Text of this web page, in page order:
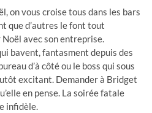
on vous croise tous dans les bars
que d’autres le font tout
avec son entreprise.
bavent, fantasment depuis des
d’à côté ou le boss qui sous
excitant. Demander à Bridget
en pense. La soirée fatale
infidèle.